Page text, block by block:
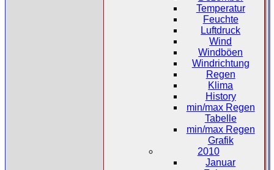
Temperatur
Feuchte
Luftdruck
Wind
Windböen
Windrichtung
Regen
Klima
History
min/max Regen
Tabelle
min/max Regen
Grafik
2010
Januar